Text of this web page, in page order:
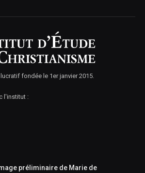
fondée le 1er janvier 2015.
l'institut :
préliminaire de Marie de